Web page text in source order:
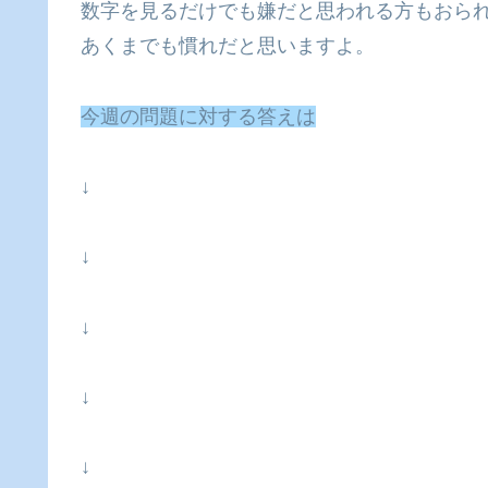
数字を見るだけでも嫌だと思われる方もおら
あくまでも慣れだと思いますよ。
今週の問題に対する答えは
↓
↓
↓
↓
↓